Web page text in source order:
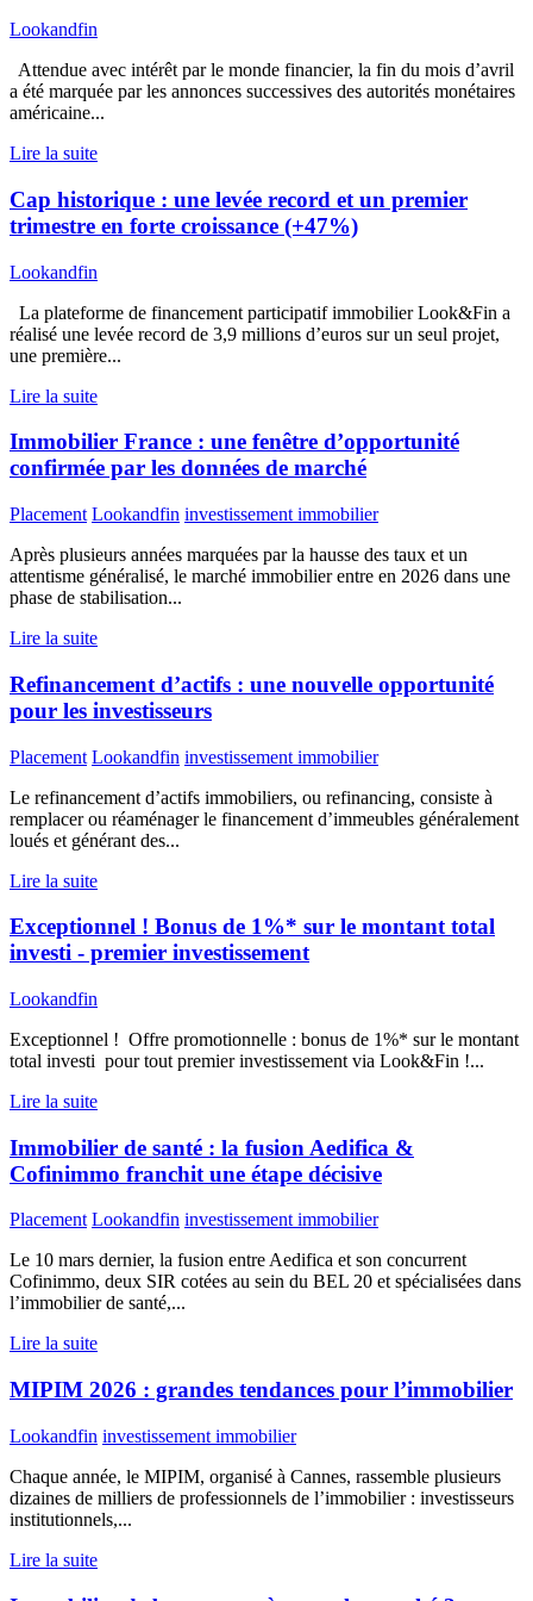
Lookandfin
Attendue avec intérêt par le monde financier, la fin du mois d’avril
a été marquée par les annonces successives des autorités monétaires
américaine...
Lire la suite
Cap historique : une levée record et un premier
trimestre en forte croissance (+47%)
Lookandfin
La plateforme de financement participatif immobilier Look&Fin a
réalisé une levée record de 3,9 millions d’euros sur un seul projet,
une première...
Lire la suite
Immobilier France : une fenêtre d’opportunité
confirmée par les données de marché
Placement Lookandfin investissement immobilier
Après plusieurs années marquées par la hausse des taux et un
attentisme généralisé, le marché immobilier entre en 2026 dans une
phase de stabilisation...
Lire la suite
Refinancement d’actifs : une nouvelle opportunité
pour les investisseurs
Placement Lookandfin investissement immobilier
Le refinancement d’actifs immobiliers, ou refinancing, consiste à
remplacer ou réaménager le financement d’immeubles généralement
loués et générant des...
Lire la suite
Exceptionnel ! Bonus de 1%* sur le montant total
investi - premier investissement
Lookandfin
Exceptionnel ! Offre promotionnelle : bonus de 1%* sur le montant
total investi pour tout premier investissement via Look&Fin !...
Lire la suite
Immobilier de santé : la fusion Aedifica &
Cofinimmo franchit une étape décisive
Placement Lookandfin investissement immobilier
Le 10 mars dernier, la fusion entre Aedifica et son concurrent
Cofinimmo, deux SIR cotées au sein du BEL 20 et spécialisées dans
l’immobilier de santé,...
Lire la suite
MIPIM 2026 : grandes tendances pour l’immobilier
Lookandfin investissement immobilier
Chaque année, le MIPIM, organisé à Cannes, rassemble plusieurs
dizaines de milliers de professionnels de l’immobilier : investisseurs
institutionnels,...
Lire la suite